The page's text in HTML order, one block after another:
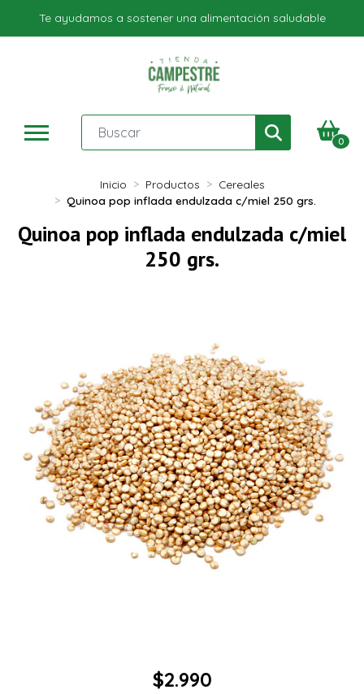
Te ayudamos a sostener una alimentación saludable
0
Inicio Productos
Cereales
Quinoa pop inflada endulzada c/miel 250 grs.
Quinoa pop inflada endulzada c/miel
250 grs.
$2.990